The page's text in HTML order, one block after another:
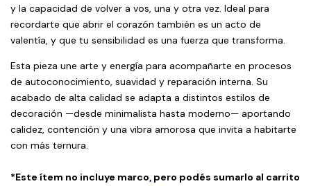
y la capacidad de volver a vos, una y otra vez. Ideal para
recordarte que abrir el corazón también es un acto de
valentía, y que tu sensibilidad es una fuerza que transforma.
Esta pieza une arte y energía para acompañarte en procesos
de autoconocimiento, suavidad y reparación interna. Su
acabado de alta calidad se adapta a distintos estilos de
decoración —desde minimalista hasta moderno— aportando
calidez, contención y una vibra amorosa que invita a habitarte
con más ternura.
*Este ítem no incluye marco, pero podés sumarlo al carrito